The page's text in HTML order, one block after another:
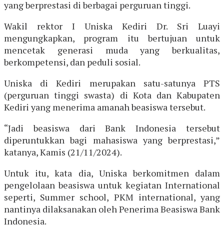
yang berprestasi di berbagai perguruan tinggi.
Wakil rektor I Uniska Kediri Dr. Sri Luayi
mengungkapkan, program itu bertujuan untuk
mencetak generasi muda yang berkualitas,
berkompetensi, dan peduli sosial.
Uniska di Kediri merupakan satu-satunya PTS
(perguruan tinggi swasta) di Kota dan Kabupaten
Kediri yang menerima amanah beasiswa tersebut.
“Jadi beasiswa dari Bank Indonesia tersebut
diperuntukkan bagi mahasiswa yang berprestasi,”
katanya, Kamis (21/11/2024).
Untuk itu, kata dia, Uniska berkomitmen dalam
pengelolaan beasiswa untuk kegiatan International
seperti, Summer school, PKM international, yang
nantinya dilaksanakan oleh Penerima Beasiswa Bank
Indonesia.